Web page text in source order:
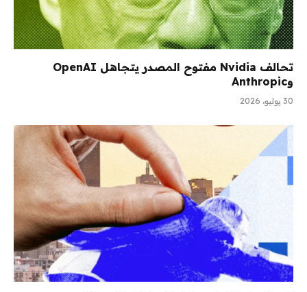
تحالف Nvidia مفتوح المصدر يتجاهل OpenAI
وAnthropic
30 يوليو، 2026